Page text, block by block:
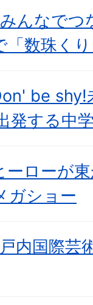
んなで
「数珠く
be shy!
発する中
ーローが
ガショー
内国際芸